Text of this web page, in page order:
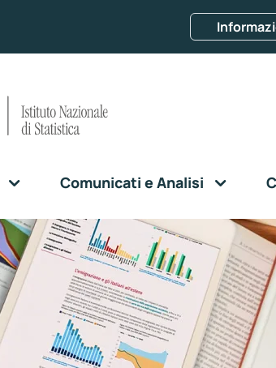
Comunicati e Analisi